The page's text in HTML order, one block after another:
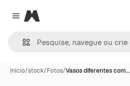
Close menu
Magnific
Início/stock/Fotos/Vasos diferentes com…